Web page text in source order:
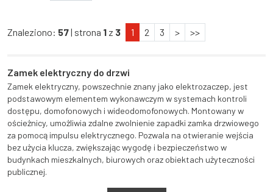
Znaleziono: 57| strona 1 z 3 1 2 3 > >>
Zamek elektryczny do drzwi
Zamek elektryczny, powszechnie znany jako elektrozaczep, jest
podstawowym elementem wykonawczym w systemach kontroli
dostępu, domofonowych i wideodomofonowych. Montowany w
ościeżnicy, umożliwia zdalne zwolnienie zapadki zamka drzwiowego
za pomocą impulsu elektrycznego. Pozwala na otwieranie wejścia
bez użycia klucza, zwiększając wygodę i bezpieczeństwo w
budynkach mieszkalnych, biurowych oraz obiektach użyteczności
publicznej.